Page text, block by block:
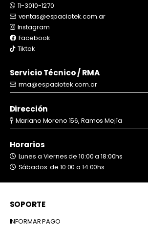
11-3010-1270
ventas@espaciotek.com.ar
Instagram
Facebook
Tiktok
Servicio Técnico / RMA
rma@espaciotek.com.ar
Dirección
Mariano Moreno 156, Ramos Mejía
Horarios
Lunes a Viernes de 10:00 a 18:00hs
Sábados: de 10:00 a 14:00hs
SOPORTE
INFORMAR PAGO